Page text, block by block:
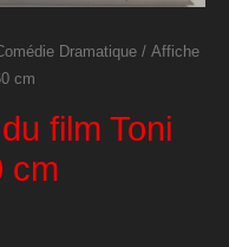
Dramatique / Affiche
cm
film Toni
cm